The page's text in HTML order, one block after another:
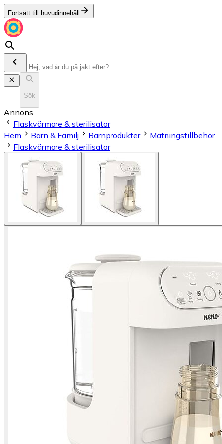
Fortsätt till huvudinnehåll
Sök
Annons
Flaskvärmare & sterilisator
Hem
Barn & Familj Barnprodukter
Matningstillbehör
Flaskvärmare & sterilisator